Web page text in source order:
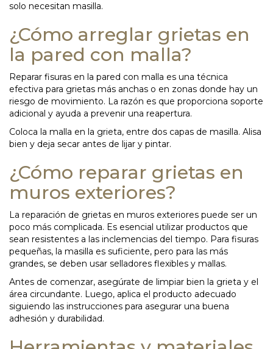
solo necesitan masilla.
¿Cómo arreglar grietas en
la pared con malla?
Reparar fisuras en la pared con malla es una técnica
efectiva para grietas más anchas o en zonas donde hay un
riesgo de movimiento. La razón es que proporciona soporte
adicional y ayuda a prevenir una reapertura.
Coloca la malla en la grieta, entre dos capas de masilla. Alisa
bien y deja secar antes de lijar y pintar.
¿Cómo reparar grietas en
muros exteriores?
La reparación de grietas en muros exteriores puede ser un
poco más complicada. Es esencial utilizar productos que
sean resistentes a las inclemencias del tiempo. Para fisuras
pequeñas, la masilla es suficiente, pero para las más
grandes, se deben usar selladores flexibles y mallas.
Antes de comenzar, asegúrate de limpiar bien la grieta y el
área circundante. Luego, aplica el producto adecuado
siguiendo las instrucciones para asegurar una buena
adhesión y durabilidad.